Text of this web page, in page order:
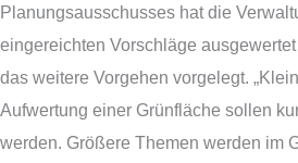
Planungsausschusses hat die
eingereichten Vorschläge
das weitere Vorgehen vorgelegt.
Aufwertung einer Grünfläche sollen
werden. Größere Themen werden im